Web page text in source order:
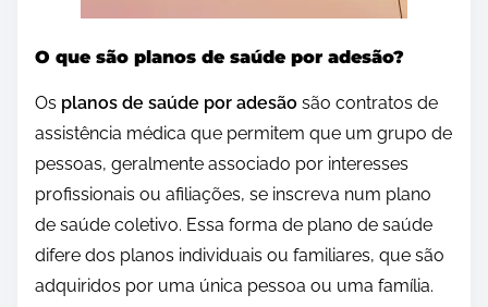
O que são planos de saúde por adesão?
Os planos de saúde por adesão são contratos de
assistência médica que permitem que um grupo de
pessoas, geralmente associado por interesses
profissionais ou afiliações, se inscreva num plano
de saúde coletivo. Essa forma de plano de saúde
difere dos planos individuais ou familiares, que são
adquiridos por uma única pessoa ou uma família.